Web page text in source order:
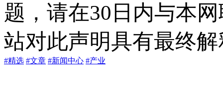
题，请在30日内与本
站对此声明具有最终
#精选 #文章 #新闻中心 #产业